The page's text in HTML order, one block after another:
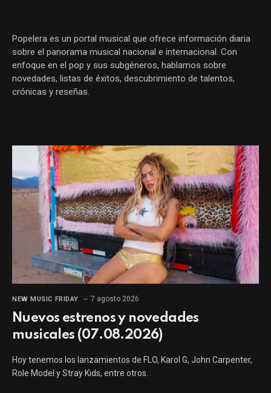
Popelera es un portal musical que ofrece información diaria
sobre el panorama musical nacional e internacional. Con
enfoque en el pop y sus subgéneros, hablamos sobre
novedades, listas de éxitos, descubrimiento de talentos,
crónicas y reseñas.
NEW MUSIC FRIDAY 7 agosto 2026
Nuevos estrenos y novedades
musicales (07.08.2026)
Hoy tenemos los lanzamientos de FLO, Karol G, John Carpenter,
Role Model y Stray Kids, entre otros.